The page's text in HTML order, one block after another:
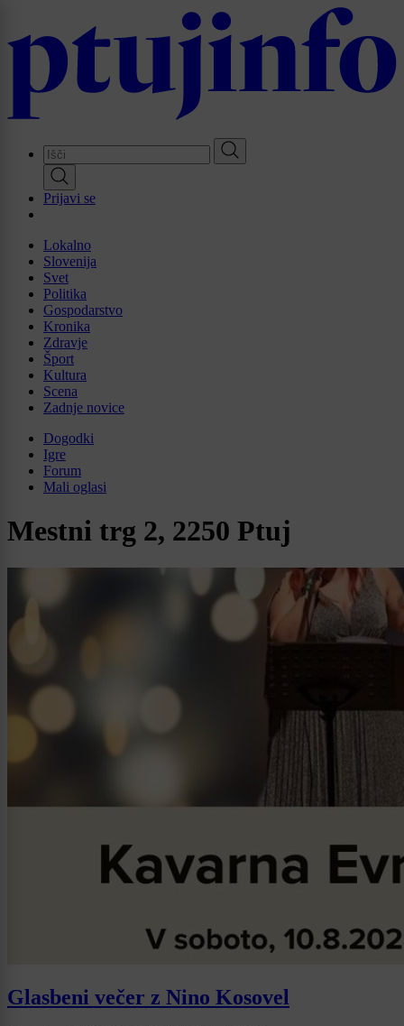
main
Prijavi se
Lokalno
Slovenija
Svet
Politika
Gospodarstvo
Kronika
Zdravje
Šport
Kultura
Scena
Zadnje novice
Dogodki
Igre
Forum
Mali oglasi
Mestni trg 2, 2250 Ptuj
Glasbeni večer z Nino Kosovel